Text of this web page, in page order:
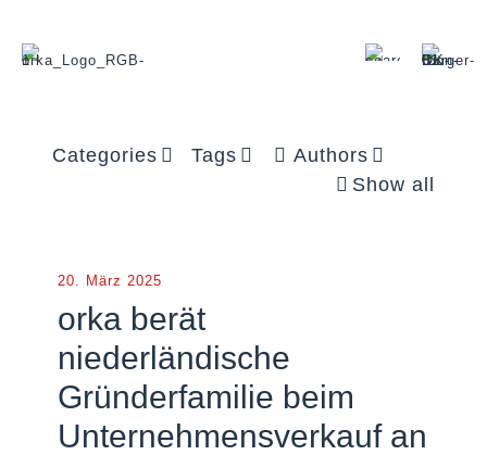
Categories Tags
Authors
Show all
20. März 2025
orka berät
niederländische
Gründerfamilie beim
Unternehmensverkauf an